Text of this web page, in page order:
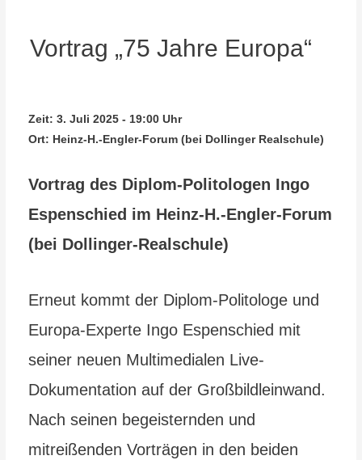
Vortrag „75 Jahre Europa“
Zeit: 3. Juli 2025 - 19:00 Uhr
Ort: Heinz-H.-Engler-Forum (bei Dollinger Realschule)
Vortrag des Diplom-Politologen Ingo
Espenschied im Heinz-H.-Engler-Forum
(bei Dollinger-Realschule)
Erneut kommt der Diplom-Politologe und
Europa-Experte Ingo Espenschied mit
seiner neuen Multimedialen Live-
Dokumentation auf der Großbildleinwand.
Nach seinen begeisternden und
mitreißenden Vorträgen in den beiden